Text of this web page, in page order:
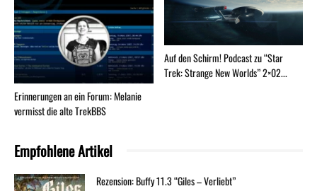
Erinnerungen an ein Forum: Melanie
vermisst die alte TrekBBS
Auf den Schirm! Podcast zu “Star
Trek: Strange New Worlds” 2×02...
Empfohlene Artikel
Rezension: Buffy 11.3 “Giles – Verliebt”